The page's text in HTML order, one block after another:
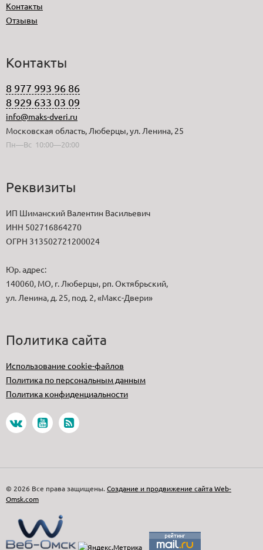
Контакты
Отзывы
Контакты
8 977 993 96 86
8 929 633 03 09
info@maks-dveri.ru
Московская область, Люберцы, ул. Ленина, 25
Пн—Вс 10:00—20:00
Реквизиты
ИП Шиманский Валентин Васильевич
ИНН 502716864270
ОГРН 313502721200024
Юр. адрес:
140060, МО, г. Люберцы, рп. Октябрьский,
ул. Ленина, д. 25, под. 2, «Макс-Двери»
Политика сайта
Использование cookie-файлов
Политика по персональным данным
Политика конфиденциальности
© 2026 Все права защищены. Создание и продвижение сайта Web-
Omsk.com